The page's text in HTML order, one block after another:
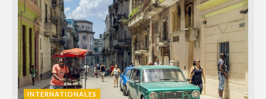
INTERNATIONALES